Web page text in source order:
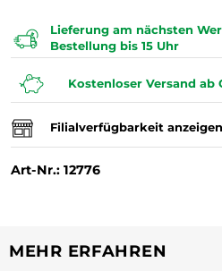
Lieferung am nächsten
Bestellung bis 15 Uhr
Kostenloser Versand ab
Filialverfügbarkeit anzeigen
Art-Nr.: 12776
MEHR ERFAHREN